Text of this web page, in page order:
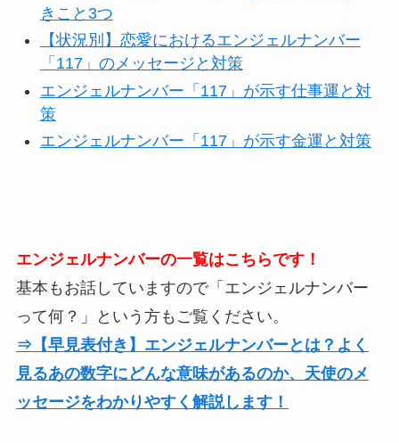
きこと3つ
【状況別】恋愛におけるエンジェルナンバー
「117」のメッセージと対策
エンジェルナンバー「117」が示す仕事運と対
策
エンジェルナンバー「117」が示す金運と対策
エンジェルナンバーの一覧はこちらです！
基本もお話していますので「エンジェルナンバー
って何？」という方もご覧ください。
⇒【早見表付き】エンジェルナンバーとは？よく
見るあの数字にどんな意味があるのか、天使のメ
ッセージをわかりやすく解説します！